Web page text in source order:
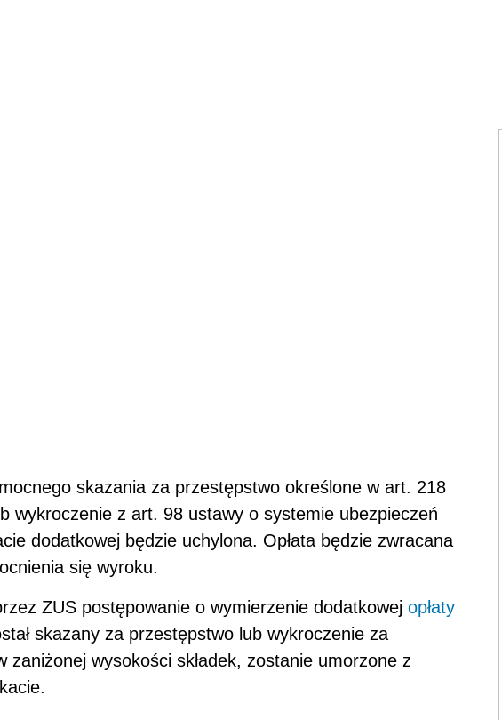
skazania za przestępstwo określone w art. 218
wykroczenie z art. 98 ustawy o systemie ubezpieczeń
dodatkowej będzie uchylona. Opłata będzie zwracana
się wyroku.
ZUS postępowanie o wymierzenie dodatkowej opłaty
skazany za przestępstwo lub wykroczenie za
zaniżonej wysokości składek, zostanie umorzone z